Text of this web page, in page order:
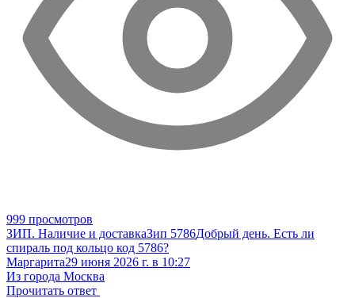
999 просмотров
ЗИП. Наличие и доставкаЗип 5786Добрый день. Есть ли
спираль под кольцо код 5786?
Маргарита29 июня 2026 г. в 10:27
Из города Москва
Прочитать ответ